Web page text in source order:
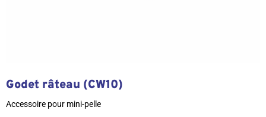
Godet râteau (CW10)
Accessoire pour mini-pelle